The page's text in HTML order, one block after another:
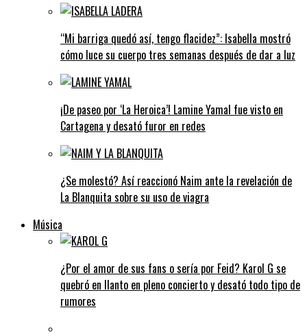
“Mi barriga quedó así, tengo flacidez”: Isabella mostró
cómo luce su cuerpo tres semanas después de dar a luz
¡De paseo por ‘La Heroica’! Lamine Yamal fue visto en
Cartagena y desató furor en redes
¿Se molestó? Así reaccionó Naim ante la revelación de
La Blanquita sobre su uso de viagra
Música
¿Por el amor de sus fans o sería por Feid? Karol G se
quebró en llanto en pleno concierto y desató todo tipo de
rumores